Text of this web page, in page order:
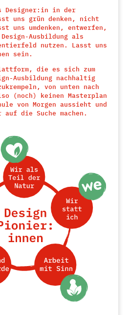
Designer:in in der
uns grün denken, nicht
uns umdenken, entwerfen,
Ausbildung als
nutzen. Lasst uns
sein.
die es sich zum
Ausbildung nachhaltig
von unten nach
(noch) keinen Masterplan
von Morgen aussieht und
die Suche machen.